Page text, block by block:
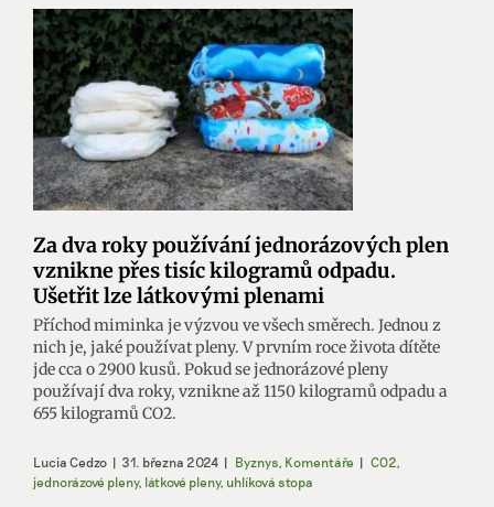
Za dva roky používání jednorázových plen
vznikne přes tisíc kilogramů odpadu.
Ušetřit lze látkovými plenami
Příchod miminka je výzvou ve všech směrech. Jednou z
nich je, jaké používat pleny. V prvním roce života dítěte
jde cca o 2900 kusů. Pokud se jednorázové pleny
používají dva roky, vznikne až 1150 kilogramů odpadu a
655 kilogramů CO2.
Lucia Cedzo | 31. března 2024 | Byznys, Komentáře | CO2,
jednorázové pleny, látkové pleny, uhlíková stopa